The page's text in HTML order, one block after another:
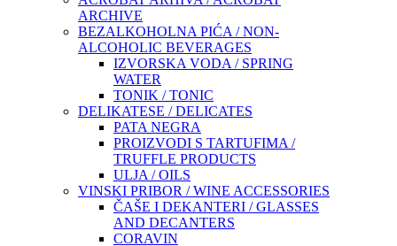
ARCHIVE
BEZALKOHOLNA PIĆA / NON-
ALCOHOLIC BEVERAGES
IZVORSKA VODA / SPRING
WATER
TONIK / TONIC
DELIKATESE / DELICATES
PATA NEGRA
PROIZVODI S TARTUFIMA /
TRUFFLE PRODUCTS
ULJA / OILS
VINSKI PRIBOR / WINE ACCESSORIES
ČAŠE I DEKANTERI / GLASSES
AND DECANTERS
CORAVIN